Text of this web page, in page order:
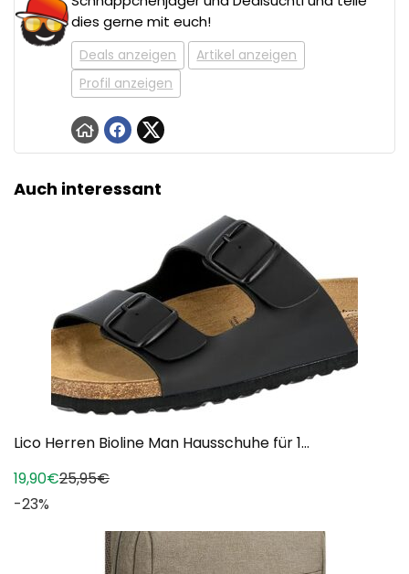
dies gerne mit euch!
Deals anzeigen
Artikel anzeigen
Profil anzeigen
Auch interessant
Lico Herren Bioline Man Hausschuhe für 1...
19,90€25,95€
-23%